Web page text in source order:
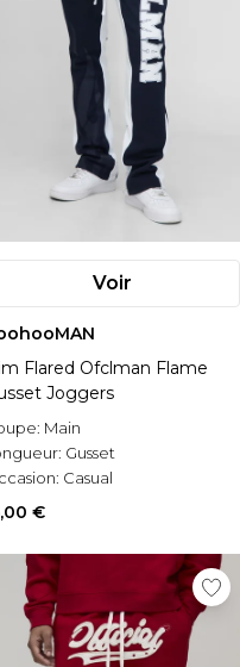
Voir
Flared Ofclman Flame
Joggers
Main
Gusset
Casual
€